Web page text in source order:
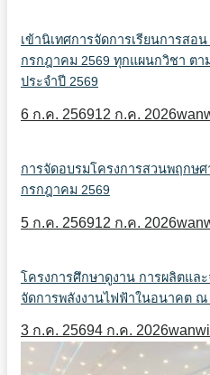
เข้านิเทศการจัดการเรียนการสอ
กรกฎาคม 2569 ทุกแผนกวิชา ตา
ประจำปี 2569
6 ก.ค. 256912 ก.ค. 2026
การจัดอบรมโครงการสวนพฤกษศ
กรกฎาคม 2569
5 ก.ค. 256912 ก.ค. 2026
โครงการศึกษาดูงาน การผลิตแล
จัดการพลังงานไฟฟ้าในอนาคต ณ
3 ก.ค. 25694 ก.ค. 2026